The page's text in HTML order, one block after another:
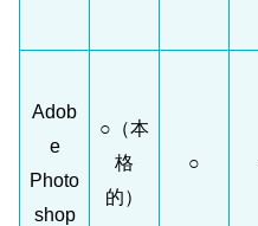
Adob
e
Photo
shop
○（本
格
的）
○